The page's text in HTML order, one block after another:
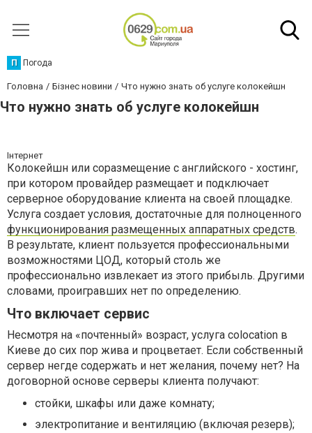
П Погода
Головна Бізнес новини Что нужно знать об услуге колокейшн
Что нужно знать об услуге колокейшн
Інтернет
Колокейшн или соразмещение с английского - хостинг,
при котором провайдер размещает и подключает
серверное оборудование клиента на своей площадке.
Услуга создает условия, достаточные для полноценного
функционирования размещенных аппаратных средств.
В результате, клиент пользуется профессиональными
возможностями ЦОД, который столь же
профессионально извлекает из этого прибыль. Другими
словами, проигравших нет по определению.
Что включает сервис
Несмотря на «почтенный» возраст, услуга colocation в
Киеве до сих пор жива и процветает. Если собственный
сервер негде содержать и нет желания, почему нет? На
договорной основе серверы клиента получают:
стойки, шкафы или даже комнату;
электропитание и вентиляцию (включая резерв);